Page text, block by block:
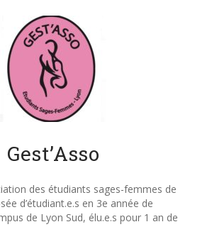
Gest’Asso
des étudiants sages-femmes de
d’étudiant.e.s en 3e année de
de Lyon Sud, élu.e.s pour 1 an de